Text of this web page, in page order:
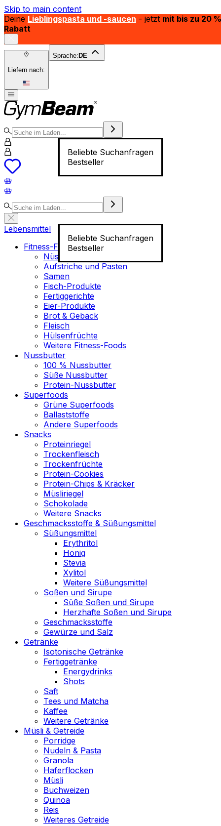
Skip to main content
Deine Lieblingspasta und -saucen - jetzt mit bis zu 20 %
Rabatt
Liefern nach:
Sprache: DE
Beliebte Suchanfragen
Bestseller
Beliebte Suchanfragen
Bestseller
Lebensmittel
Fitness-Food
Nüsse
Aufstriche und Pasten
Samen
Fisch-Produkte
Fertiggerichte
Eier-Produkte
Brot & Gebäck
Fleisch
Hülsenfrüchte
Weitere Fitness-Foods
Nussbutter
100 % Nussbutter
Süße Nussbutter
Protein-Nussbutter
Superfoods
Grüne Superfoods
Ballaststoffe
Andere Superfoods
Snacks
Proteinriegel
Trockenfleisch
Trockenfrüchte
Protein-Cookies
Protein-Chips & Kräcker
Müsliriegel
Schokolade
Weitere Snacks
Geschmacksstoffe & Süßungsmittel
Süßungsmittel
Erythritol
Honig
Stevia
Xylitol
Weitere Süßungsmittel
Soßen und Sirupe
Süße Soßen und Sirupe
Herzhafte Soßen und Sirupe
Geschmacksstoffe
Gewürze und Salz
Getränke
Isotonische Getränke
Fertiggetränke
Energydrinks
Shots
Saft
Tees und Matcha
Kaffee
Weitere Getränke
Müsli & Getreide
Porridge
Nudeln & Pasta
Granola
Haferflocken
Müsli
Buchweizen
Quinoa
Reis
Weiteres Getreide